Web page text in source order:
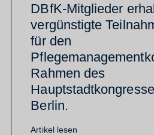
DBfK-Mitglieder
vergünstigte
für den
Rahmen des
Berlin.
Artikel lesen